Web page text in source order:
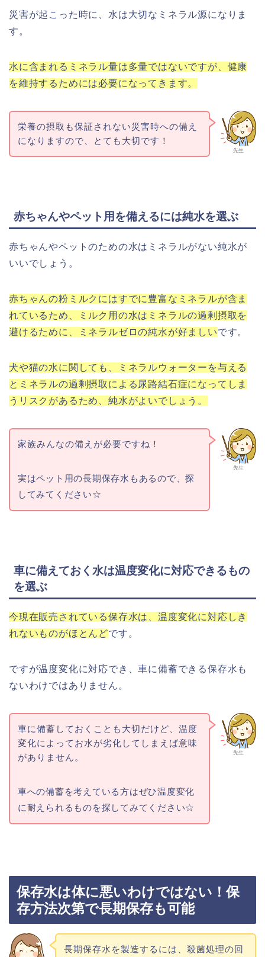
災害が起こった時に、水は大切なミネラル源になりま
す。
水に含まれるミネラル量は多量ではないですが、健康
を維持するためには必要になってきます。
先生
栄養の摂取も保証されない災害時への備え
になりますので、とても大切です！
赤ちゃんやペット用を備えるには純水を選ぶ
赤ちゃんやペットのための水はミネラルがない純水が
いいでしょう。
赤ちゃんの粉ミルクにはすでに豊富なミネラルが含ま
れているため、ミルク用の水はミネラルの過剰摂取を
避けるために、ミネラルゼロの純水が好ましいです。
犬や猫の水に関しても、ミネラルウォーターを与える
とミネラルの過剰摂取による尿路結石症になってしま
うリスクがあるため、純水がよいでしょう。
先生
家族みんなの備えが必要ですね！
実はペット用の長期保存水もあるので、探
してみてください☆
車に備えておく水は温度変化に対応できるもの
を選ぶ
今現在販売されている保存水は、温度変化に対応しき
れないものがほとんどです。
ですが温度変化に対応でき、車に備蓄できる保存水も
ないわけではありません。
先生
車に備蓄しておくことも大切だけど、温度
変化によってお水が劣化してしまえば意味
がありません。
車への備蓄を考えている方はぜひ温度変化
に耐えられるものを探してみてください☆
保存水は体に悪いわけではない！保
存方法次第で長期保存も可能
長期保存水を製造するには、殺菌処理の回